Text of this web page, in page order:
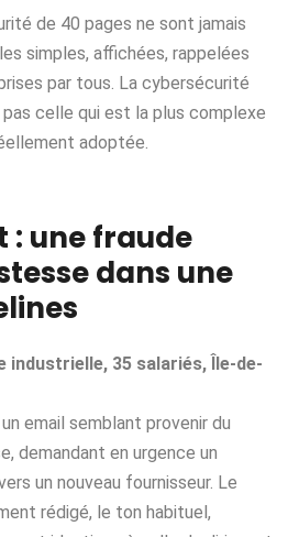
de 40 pages ne sont jamais
simples, affichées, rappelées
par tous. La cybersécurité
celle qui est la plus complexe
adoptée.
: une fraude
dans une
industrielle, 35 salariés, Île-de-
email semblant provenir du
demandant en urgence un
un nouveau fournisseur. Le
rédigé, le ton habituel,